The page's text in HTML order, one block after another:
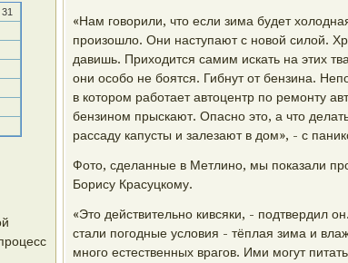
31
«Нам говорили, что если зима будет
произошло. Они наступают с новой силой.
давишь. Приходится самим искать на этих
они особо не боятся. Гибнут от бензина.
в котором работает автоцентр по ремонту
бензином прыскают. Опасно это, а что
рассаду капусты и залезают в дом», - с
Фото, сделанные в Метлино, мы показали
Борису Красуцкому.
«Это действительно кивсяки, - подтвердил
стали погодные условия - тёплая зима и
много естественных врагов. Ими могут